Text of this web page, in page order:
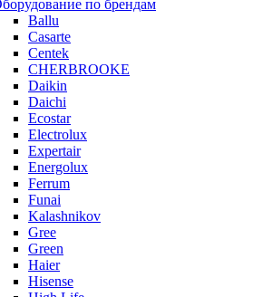
по брендам
Ballu
Casarte
Centek
CHERBROOKE
Daikin
Daichi
Ecostar
Electrolux
Expertair
Energolux
Ferrum
Funai
Kalashnikov
Gree
Grеen
Haier
Hisense